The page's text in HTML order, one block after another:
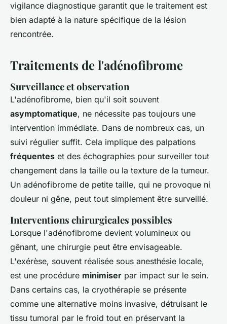
vigilance diagnostique garantit que le traitement est
bien adapté à la nature spécifique de la lésion
rencontrée.
Traitements de l'adénofibrome
Surveillance et observation
L'adénofibrome, bien qu'il soit souvent
asymptomatique, ne nécessite pas toujours une
intervention immédiate. Dans de nombreux cas, un
suivi régulier suffit. Cela implique des palpations
fréquentes et des échographies pour surveiller tout
changement dans la taille ou la texture de la tumeur.
Un adénofibrome de petite taille, qui ne provoque ni
douleur ni gêne, peut tout simplement être surveillé.
Interventions chirurgicales possibles
Lorsque l'adénofibrome devient volumineux ou
gênant, une chirurgie peut être envisageable.
L'exérèse, souvent réalisée sous anesthésie locale,
est une procédure minimiser par impact sur le sein.
Dans certains cas, la cryothérapie se présente
comme une alternative moins invasive, détruisant le
tissu tumoral par le froid tout en préservant la